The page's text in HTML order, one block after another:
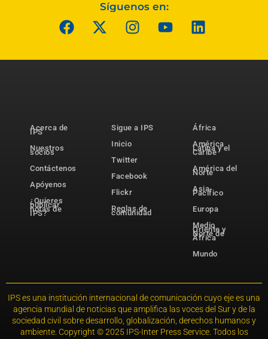
Síguenos en:
Acerca de
IPS
Nuestros
socios
Contáctenos
Apóyenos
¿Quieres
publicar
notas de
IPS?
Sigue a IPS
Inicio
Twitter
Facebook
Flickr
Reglas de
comunidad
África
América
Latina y el
Caribe
América del
Norte
Asia-
Pacífico
Europa
Medio
Oriente y
Norte de
África
Mundo
IPS es una institución internacional de comunicación cuyo eje es una
agencia mundial de noticias que amplifica las voces del Sur y de la
sociedad civil sobre desarrollo, globalización, derechos humanos y
ambiente. Copyright © 2025 IPS-Inter Press Service. Todos los